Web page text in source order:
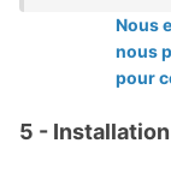
Nous
nous
pour
5 -